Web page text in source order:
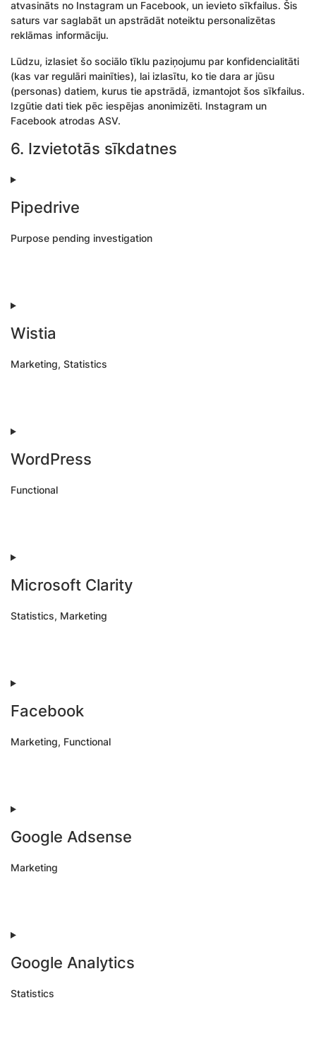
atvasināts no Instagram un Facebook, un ievieto sīkfailus. Šis
saturs var saglabāt un apstrādāt noteiktu personalizētas
reklāmas informāciju.
Lūdzu, izlasiet šo sociālo tīklu paziņojumu par konfidencialitāti
(kas var regulāri mainīties), lai izlasītu, ko tie dara ar jūsu
(personas) datiem, kurus tie apstrādā, izmantojot šos sīkfailus.
Izgūtie dati tiek pēc iespējas anonimizēti. Instagram un
Facebook atrodas ASV.
6. Izvietotās sīkdatnes
Pipedrive
Purpose pending investigation
Wistia
Marketing, Statistics
WordPress
Functional
Microsoft Clarity
Statistics, Marketing
clarity
Facebook
Marketing, Functional
Google Adsense
Marketing
adsense
Google Analytics
Statistics